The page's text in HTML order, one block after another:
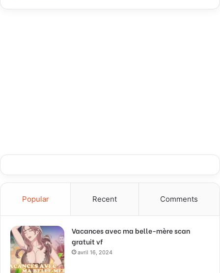
Popular Recent Comments
Vacances avec ma belle-mère scan
gratuit vf
avril 16, 2024